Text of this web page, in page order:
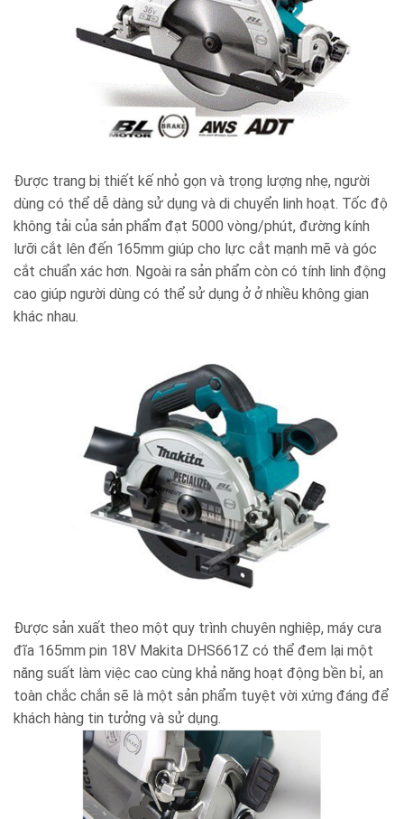
Được trang bị thiết kế nhỏ gọn và trọng lượng nhẹ, người
dùng có thể dễ dàng sử dụng và di chuyển linh hoạt. Tốc độ
không tải của sản phẩm đạt 5000 vòng/phút, đường kính
lưỡi cắt lên đến 165mm giúp cho lực cắt mạnh mẽ và góc
cắt chuẩn xác hơn. Ngoài ra sản phẩm còn có tính linh động
cao giúp người dùng có thể sử dụng ở ở nhiều không gian
khác nhau.
Được sản xuất theo một quy trình chuyên nghiệp, máy cưa
đĩa 165mm pin 18V Makita DHS661Z có thể đem lại một
năng suất làm việc cao cùng khả năng hoạt động bền bỉ, an
toàn chắc chắn sẽ là một sản phẩm tuyệt vời xứng đáng để
khách hàng tin tưởng và sử dụng.